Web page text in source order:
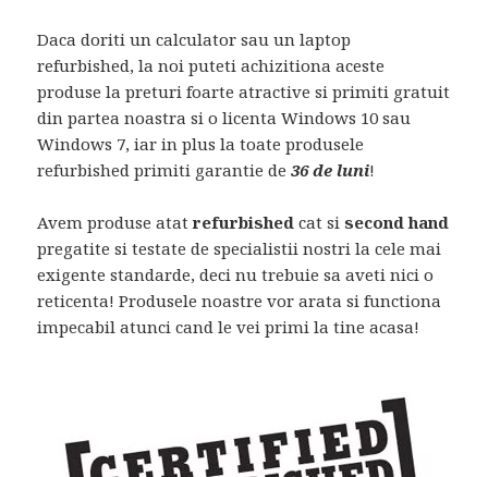
Daca doriti un calculator sau un laptop
refurbished, la noi puteti achizitiona aceste
produse la preturi foarte atractive si primiti gratuit
din partea noastra si o licenta Windows 10 sau
Windows 7, iar in plus la toate produsele
refurbished primiti garantie de36 de luni!
Avem produse atatrefurbished cat sisecond hand
pregatite si testate de specialistii nostri la cele mai
exigente standarde, deci nu trebuie sa aveti nici o
reticenta! Produsele noastre vor arata si functiona
impecabil atunci cand le vei primi la tine acasa!